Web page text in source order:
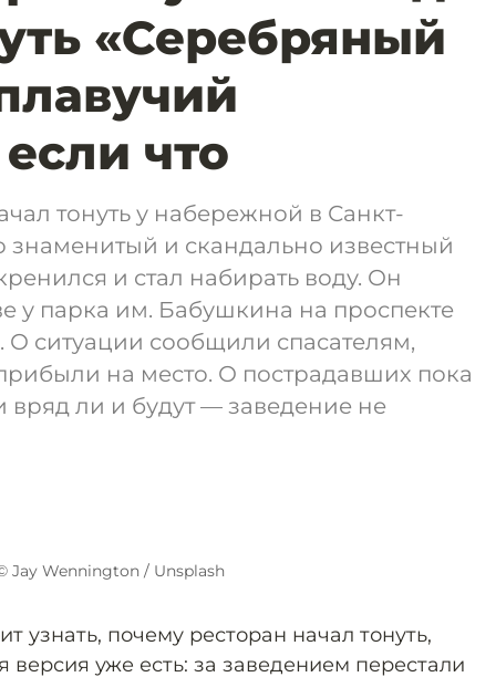
«Серебряный
что
тонуть у набережной в Санкт-
знаменитый и скандально известный
и стал набирать воду. Он
у парка им. Бабушкина на проспекте
ситуации сообщили спасателям,
на место. О пострадавших пока
вряд ли и будут — заведение не
Jay Wennington / Unsplash
узнать, почему ресторан начал тонуть,
версия уже есть: за заведением перестали